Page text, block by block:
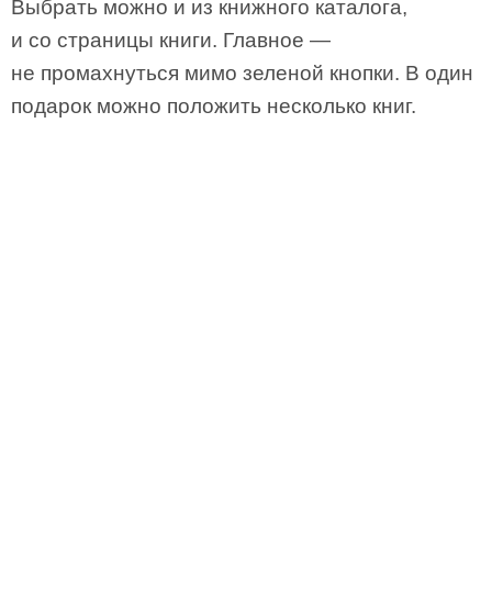
Выбрать можно и из книжного каталога,
и со страницы книги. Главное —
не промахнуться мимо зеленой кнопки. В один
подарок можно положить несколько книг.